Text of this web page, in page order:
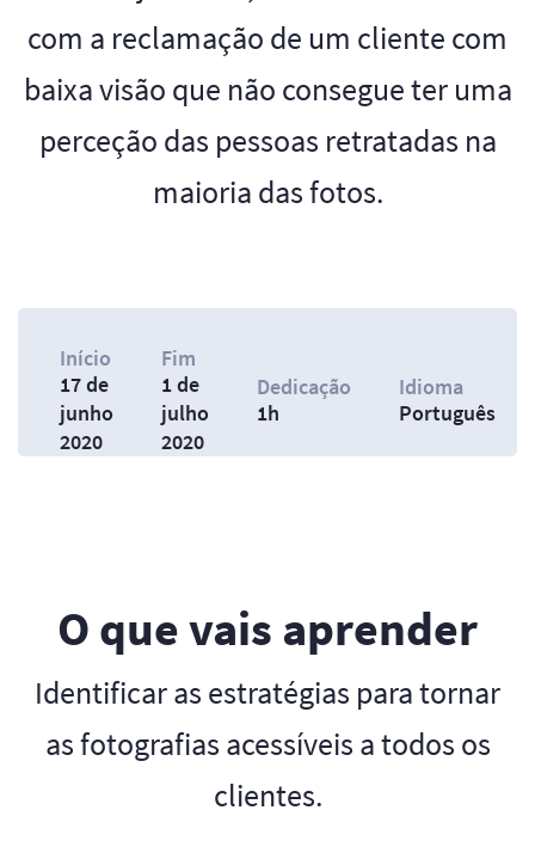
com a reclamação de um cliente com
baixa visão que não consegue ter uma
perceção das pessoas retratadas na
maioria das fotos.
Início
17 de
junho
2020
Fim
1 de
julho
2020
Dedicação
1h
Idioma
Português
O que vais aprender
Identificar as estratégias para tornar
as fotografias acessíveis a todos os
clientes.